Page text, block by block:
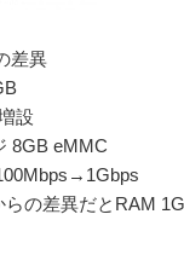
差異
設
8GB eMMC
らの差異だとRAM